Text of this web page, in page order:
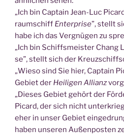
„Ich bin Cap­tain Jean-Luc
raum­schiff Enter­pri­se”, stellt
habe ich das Ver­gnü­gen zu
„Ich bin Schiffs­meis­ter Chang
se”, stellt sich der
„Wie­so sind Sie hier, Cap­tain
Gebiet der Hei­li­gen Alli­anz
„Die­ses Gebiet gehört der
Picard, der sich nicht
eher in unser Gebiet
haben unse­ren Außen­pos­ten